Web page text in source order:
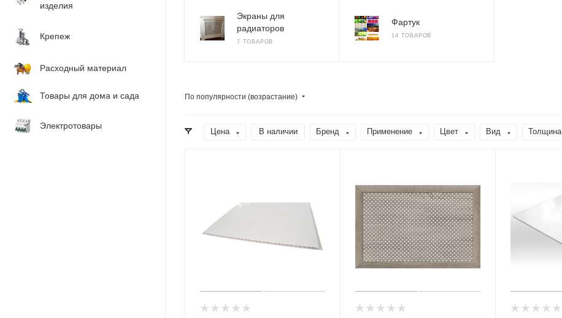
изделия
Крепеж
Расходный материал
Товары для дома и сада
Электротовары
Экраны для
радиаторов
7 ТОВАРОВ
Фартук
14 ТОВАРОВ
По популярности (возрастание)
Цена В наличии Бренд Применение Цвет Вид Толщина